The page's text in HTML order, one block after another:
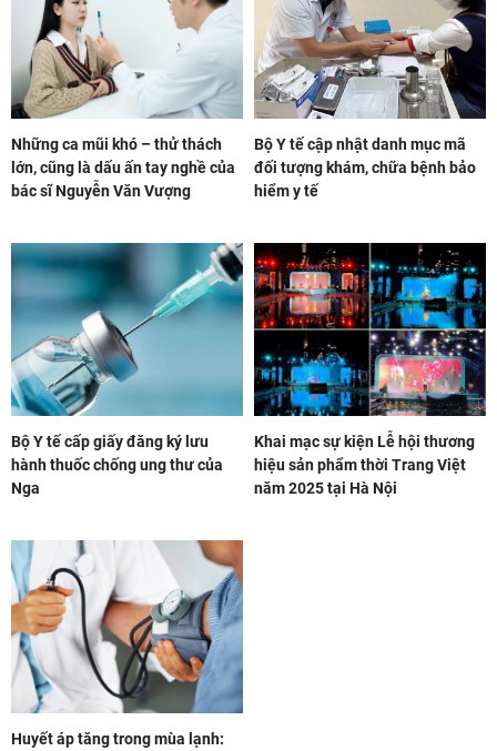
Những ca mũi khó – thử thách
lớn, cũng là dấu ấn tay nghề của
bác sĩ Nguyễn Văn Vượng
Bộ Y tế cập nhật danh mục mã
đối tượng khám, chữa bệnh bảo
hiểm y tế
Bộ Y tế cấp giấy đăng ký lưu
hành thuốc chống ung thư của
Nga
Khai mạc sự kiện Lễ hội thương
hiệu sản phẩm thời Trang Việt
năm 2025 tại Hà Nội
Huyết áp tăng trong mùa lạnh: